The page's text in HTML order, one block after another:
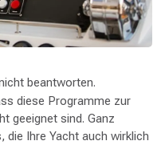
beantworten.
diese Programme zur
geeignet sind. Ganz
Ihre Yacht auch wirklich